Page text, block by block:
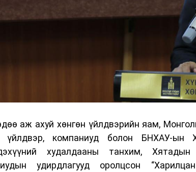
аж ахуй хөнгөн үйлдвэрийн яам,
үйлдвэр, компаниуд болон БНХАУ-ын
худалдааны танхим,
удирдлагууд оролцсон